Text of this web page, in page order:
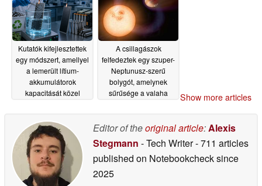
Kutatók kifejlesztettek
egy módszert, amellyel
a lemerült lítium-
akkumulátorok
kapacitását közel
A csillagászok
felfedeztek egy szuper-
Neptunusz-szerű
bolygót, amelynek
sűrűsége a valaha
Show more articles
Editor of theoriginal article:Alexis
Stegmann - Tech Writer- 711 articles
published on Notebookchecksince
2025